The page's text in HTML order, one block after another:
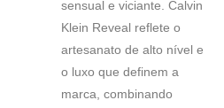
sensual e viciante. Calvin
Klein Reveal reflete o
artesanato de alto nível e
o luxo que definem a
marca, combinando